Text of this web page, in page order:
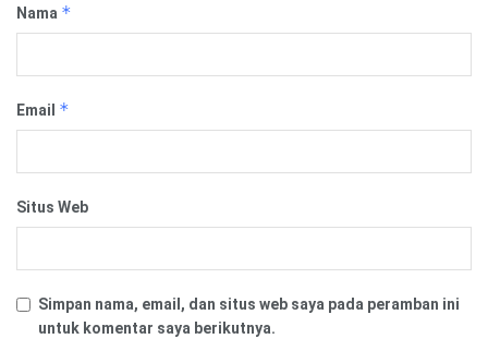
Nama *
Email *
Situs Web
Simpan nama, email, dan situs web saya pada peramban ini
untuk komentar saya berikutnya.